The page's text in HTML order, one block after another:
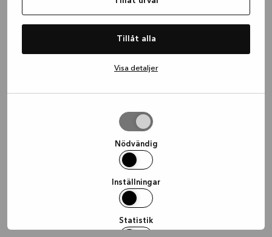
Tillåt alla
Visa detaljer
Nödvändig
Inställningar
Statistik